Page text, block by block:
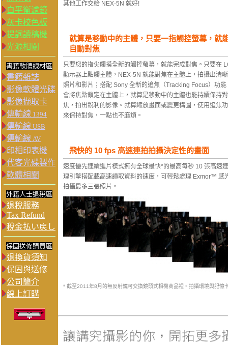
白平衡濾鏡
灰卡校色板
提詞讀稿機
光源相關
書籍軟體線材區
書籍雜誌
影像軟體光碟
影像擷取卡
傳輸線 1394
傳輸線 USB
傳輸線 AV
印相印表機
代客光碟製作
軟體相關
外籍人士退稅區
退稅服務
Tax Refund
稅金払い戻し
保固送修購買區
退換貨須知
保固與送修
公司簡介
線上訂購
其他工作交給 NEX-5N 就好!
就算是移動中的主體，只要一指觸控螢幕，就
自動對焦
只要您的指尖觸摸全新的觸控螢幕，就能完成對焦。只要在
顯示器上點觸主體，NEX-5N 就能對焦在主體上，拍攝出清
照片和影片；搭配 Sony 全新的追焦（Tracking Focus）功能
會將焦點鎖定在主體上，就算是移動中的主體也能持續保持對
焦，拍出銳利的影像。就算縮放畫面或變更構圖，使用追焦
來保持對焦，一點也不麻煩。
飛快的 10 fps 高速連拍拍攝決定性的畫面
速度優先連續進片模式擁有全球最快*的最高每秒 10 張高
理引擎搭配載高速讀取資料的速度，可輕鬆處理 Exmor™
拍攝最多三張照片。
* 截至2011年8月的無反射鏡可交換鏡頭式相機商品裡。拍攝環境與記